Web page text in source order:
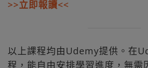
>>立即報讀<<
以上課程均由Udemy提供。在
程，能自由安排學習進度，無需